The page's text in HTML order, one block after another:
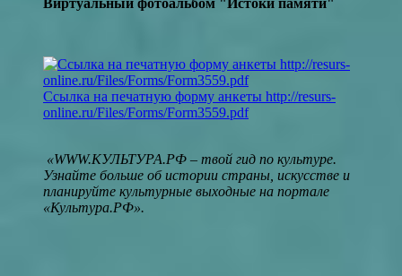
Виртуальный фотоальбом "Истоки памяти"
Ссылка на печатную форму анкеты http://resurs-
online.ru/Files/Forms/Form3559.pdf
«WWW.КУЛЬТУРА.РФ – твой гид по культуре.
Узнайте больше об истории страны, искусстве и
планируйте культурные выходные на портале
«Культура.РФ».